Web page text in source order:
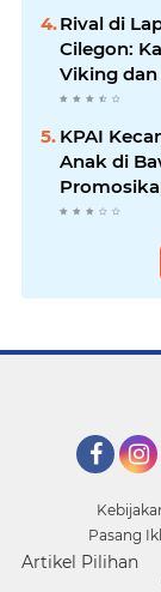
Rival di
Cilegon:
Viking dan
Nobar
KPAI
Anak di
Aparat
Pasang
Artikel Pilihan